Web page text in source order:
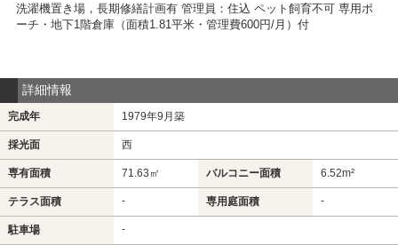
洗濯機置き場，長期修繕計画有 管理員：住込 ペット飼育不可 専用ポ
ーチ・地下1階倉庫（面積1.81平米・管理費600円/月）付
詳細情報
完成年 1979年9月築
採光面 西
専有面積 71.63㎡ バルコニー面積 6.52m²
テラス面積 - 専用庭面積 -
駐車場 -